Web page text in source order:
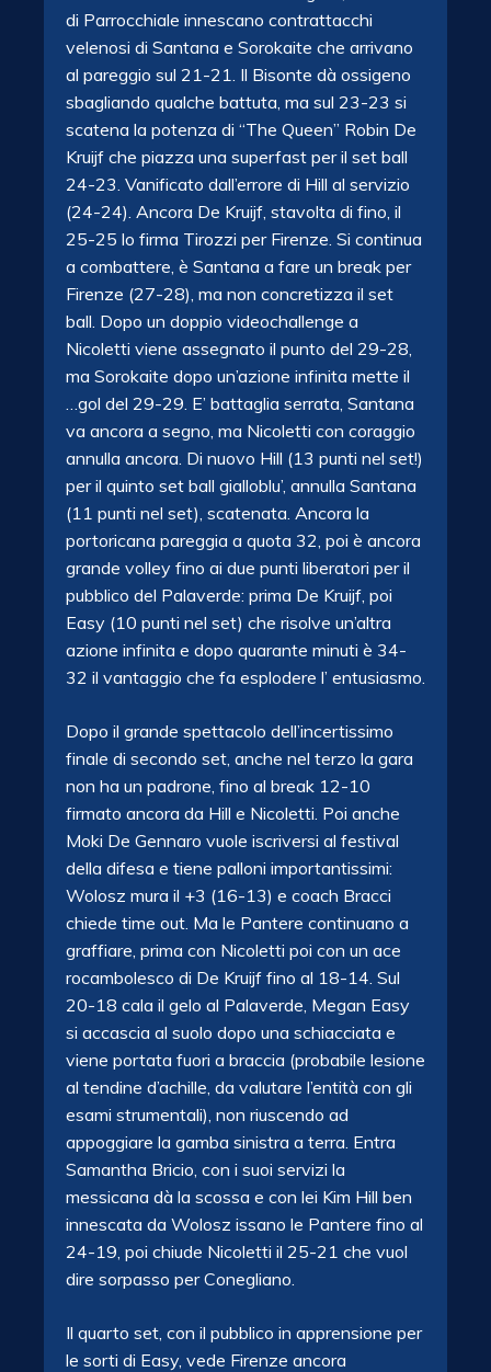
di Parrocchiale innescano contrattacchi
velenosi di Santana e Sorokaite che arrivano
al pareggio sul 21-21. Il Bisonte dà ossigeno
sbagliando qualche battuta, ma sul 23-23 si
scatena la potenza di “The Queen” Robin De
Kruijf che piazza una superfast per il set ball
24-23. Vanificato dall’errore di Hill al servizio
(24-24). Ancora De Kruijf, stavolta di fino, il
25-25 lo firma Tirozzi per Firenze. Si continua
a combattere, è Santana a fare un break per
Firenze (27-28), ma non concretizza il set
ball. Dopo un doppio videochallenge a
Nicoletti viene assegnato il punto del 29-28,
ma Sorokaite dopo un’azione infinita mette il
…gol del 29-29. E’ battaglia serrata, Santana
va ancora a segno, ma Nicoletti con coraggio
annulla ancora. Di nuovo Hill (13 punti nel set!)
per il quinto set ball gialloblu’, annulla Santana
(11 punti nel set), scatenata. Ancora la
portoricana pareggia a quota 32, poi è ancora
grande volley fino ai due punti liberatori per il
pubblico del Palaverde: prima De Kruijf, poi
Easy (10 punti nel set) che risolve un’altra
azione infinita e dopo quarante minuti è 34-
32 il vantaggio che fa esplodere l’ entusiasmo.
Dopo il grande spettacolo dell’incertissimo
finale di secondo set, anche nel terzo la gara
non ha un padrone, fino al break 12-10
firmato ancora da Hill e Nicoletti. Poi anche
Moki De Gennaro vuole iscriversi al festival
della difesa e tiene palloni importantissimi:
Wolosz mura il +3 (16-13) e coach Bracci
chiede time out. Ma le Pantere continuano a
graffiare, prima con Nicoletti poi con un ace
rocambolesco di De Kruijf fino al 18-14. Sul
20-18 cala il gelo al Palaverde, Megan Easy
si accascia al suolo dopo una schiacciata e
viene portata fuori a braccia (probabile lesione
al tendine d’achille, da valutare l’entità con gli
esami strumentali), non riuscendo ad
appoggiare la gamba sinistra a terra. Entra
Samantha Bricio, con i suoi servizi la
messicana dà la scossa e con lei Kim Hill ben
innescata da Wolosz issano le Pantere fino al
24-19, poi chiude Nicoletti il 25-21 che vuol
dire sorpasso per Conegliano.
Il quarto set, con il pubblico in apprensione per
le sorti di Easy, vede Firenze ancora